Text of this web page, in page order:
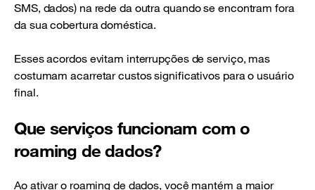
SMS, dados) na rede da outra quando se encontram fora
da sua cobertura doméstica.
Esses acordos evitam interrupções de serviço, mas
costumam acarretar custos significativos para o usuário
final.
Que serviços funcionam com o
roaming de dados?
Ao ativar o roaming de dados, você mantém a maior